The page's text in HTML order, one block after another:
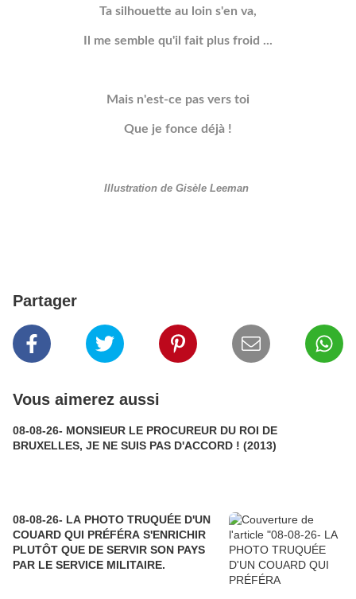
Ta silhouette au loin s'en va,
Il me semble qu'il fait plus froid ...
Mais n'est-ce pas vers toi
Que je fonce déjà !
Illustration de Gisèle Leeman
Partager
Vous aimerez aussi
08-08-26- MONSIEUR LE PROCUREUR DU ROI DE
BRUXELLES, JE NE SUIS PAS D'ACCORD ! (2013)
08-08-26- LA PHOTO TRUQUÉE D'UN
COUARD QUI PRÉFÉRA S'ENRICHIR
PLUTÔT QUE DE SERVIR SON PAYS
PAR LE SERVICE MILITAIRE.